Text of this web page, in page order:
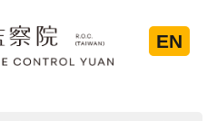
EN